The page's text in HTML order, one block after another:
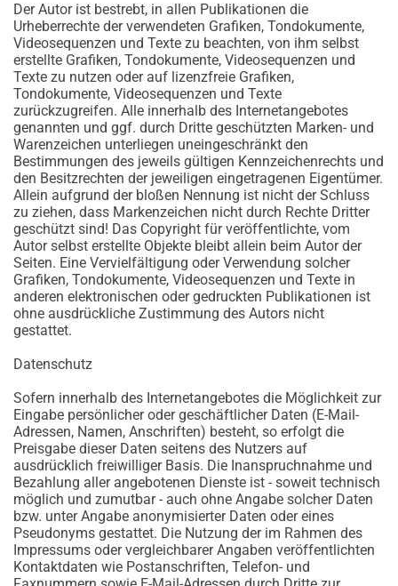
Der Autor ist bestrebt, in allen Publikationen die
Urheberrechte der verwendeten Grafiken, Tondokumente,
Videosequenzen und Texte zu beachten, von ihm selbst
erstellte Grafiken, Tondokumente, Videosequenzen und
Texte zu nutzen oder auf lizenzfreie Grafiken,
Tondokumente, Videosequenzen und Texte
zurückzugreifen. Alle innerhalb des Internetangebotes
genannten und ggf. durch Dritte geschützten Marken- und
Warenzeichen unterliegen uneingeschränkt den
Bestimmungen des jeweils gültigen Kennzeichenrechts und
den Besitzrechten der jeweiligen eingetragenen Eigentümer.
Allein aufgrund der bloßen Nennung ist nicht der Schluss
zu ziehen, dass Markenzeichen nicht durch Rechte Dritter
geschützt sind! Das Copyright für veröffentlichte, vom
Autor selbst erstellte Objekte bleibt allein beim Autor der
Seiten. Eine Vervielfältigung oder Verwendung solcher
Grafiken, Tondokumente, Videosequenzen und Texte in
anderen elektronischen oder gedruckten Publikationen ist
ohne ausdrückliche Zustimmung des Autors nicht
gestattet.
Datenschutz
Sofern innerhalb des Internetangebotes die Möglichkeit zur
Eingabe persönlicher oder geschäftlicher Daten (E-Mail-
Adressen, Namen, Anschriften) besteht, so erfolgt die
Preisgabe dieser Daten seitens des Nutzers auf
ausdrücklich freiwilliger Basis. Die Inanspruchnahme und
Bezahlung aller angebotenen Dienste ist - soweit technisch
möglich und zumutbar - auch ohne Angabe solcher Daten
bzw. unter Angabe anonymisierter Daten oder eines
Pseudonyms gestattet. Die Nutzung der im Rahmen des
Impressums oder vergleichbarer Angaben veröffentlichten
Kontaktdaten wie Postanschriften, Telefon- und